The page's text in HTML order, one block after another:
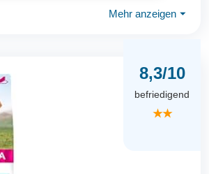
Mehr anzeigen ⏷
8,3/10
befriedigend
★★